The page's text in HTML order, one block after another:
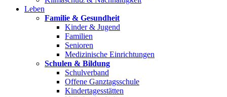
Leben
Familie & Gesundheit
Kinder & Jugend
Familien
Senioren
Medizinische Einrichtungen
Schulen & Bildung
Schulverband
Offene Ganztagsschule
Kindertagesstätten